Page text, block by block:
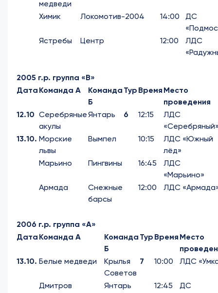
медведи
Химик Локомотив-2004 14:00
ДС
Ястребы
Центр 12:00
ЛДС
2005 г.р. группа «В»
Дата Команда А
Команда
Б
Тур Время Место
проведения
12.10 Серебряные
акулы
Янтарь 6 12:15
ЛДС
13.10. Морские
львы
Вымпел 10:15
ЛДС «Южный
лёд»
Марьино
Пингвины 16:45
ЛДС
«Марьино»
Армада
Снежные
барсы
12:00 ЛДС
2006 г.р. группа «А»
Дата Команда А
Команда
Б
Тур Время Место
13.10. Белые медведи
Крылья
Советов
7 10:00 ЛДС
Дмитров Янтарь 12:45
ДС